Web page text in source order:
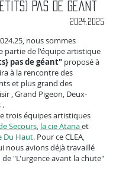
pas de Géant
2024.2025
nous sommes
partie de l'équipe artistique
pas de géant" proposé à
à la rencontre des
et plus grand des
, Grand Pigeon, Deux-
.
trois équipes artistiques
Secours, la cie Atanaet
Du Haut. Pour ce CLEA,
nous avions déjà travaillé
"L'urgence avant la chute"